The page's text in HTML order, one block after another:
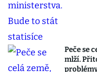
Peče se
mlží.